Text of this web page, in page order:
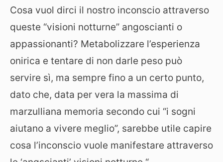
Cosa vuol dirci il nostro inconscio attraverso
queste “visioni notturne” angoscianti o
appassionanti? Metabolizzare l’esperienza
onirica e tentare di non darle peso può
servire sì, ma sempre fino a un certo punto,
dato che, data per vera la massima di
marzulliana memoria secondo cui “i sogni
aiutano a vivere meglio”, sarebbe utile capire
cosa l’inconscio vuole manifestare attraverso